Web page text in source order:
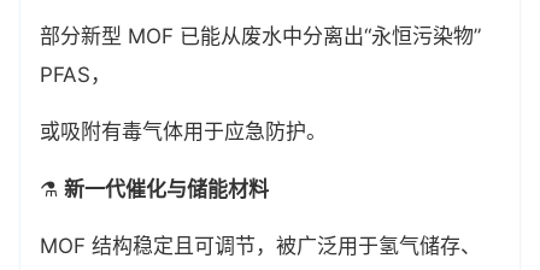
部分新型 MOF 已能从废水中分离出“永恒污染物”
PFAS，
或吸附有毒气体用于应急防护。
⚗️ 新一代催化与储能材料
MOF 结构稳定且可调节，被广泛用于氢气储存、